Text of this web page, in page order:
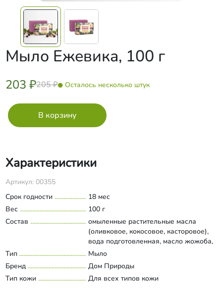
Мыло Ежевика, 100 г
203 ₽205 ₽ Осталось несколько штук
Характеристики
Артикул: 00355
Срок годности
18 мес
Вес
100 г
Состав
омыленные растительные масла
(оливковое, кокосовое, касторовое),
вода подготовленная, масло жожоба,
масло зародышей пшеницы, экстракт
ежевики, экстракт фиалки, ежевика
тертая, эфирные масла аниса,
шалфея; кармин.
Развернуть состав
Тип
Мыло
Бренд
Дом Природы
Тип кожи
Для всех типов кожи